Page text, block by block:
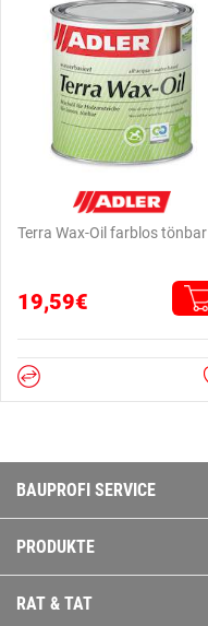
Terra Wax-Oil farblos tönbar
19,59€
BAUPROFI SERVICE
PRODUKTE
RAT & TAT